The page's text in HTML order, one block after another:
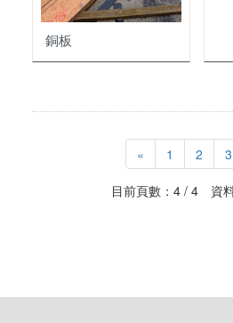
銅板
« 1 2 3
目前頁數：4 / 4 資